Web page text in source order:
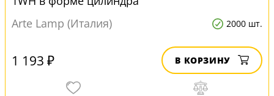
Arte Lamp (Италия)
2000 шт.
1 193 ₽ В КОРЗИНУ